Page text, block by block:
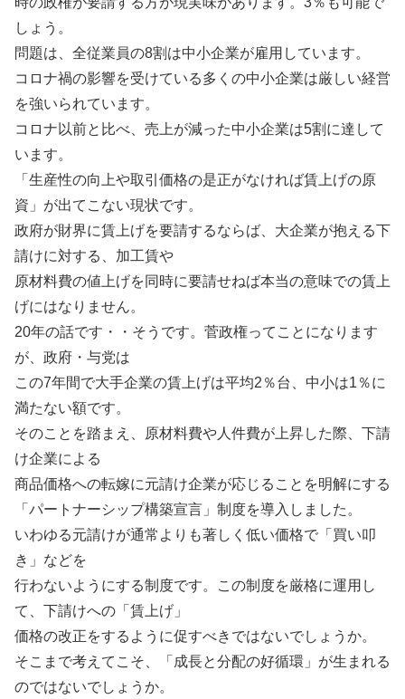
しょう。
問題は、全従業員の8割は中小企業が雇用しています。
コロナ禍の影響を受けている多くの中小企業は厳しい経営
を強いられています。
コロナ以前と比べ、売上が減った中小企業は5割に達して
います。
「生産性の向上や取引価格の是正がなければ賃上げの原
資」が出てこない現状です。
政府が財界に賃上げを要請するならば、大企業が抱える下
請けに対する、加工賃や
原材料費の値上げを同時に要請せねば本当の意味での賃上
げにはなりません。
20年の話です・・そうです。菅政権ってことになります
が、政府・与党は
この7年間で大手企業の賃上げは平均2％台、中小は1％に
満たない額です。
そのことを踏まえ、原材料費や人件費が上昇した際、下請
け企業による
商品価格への転嫁に元請け企業が応じることを明解にする
「パートナーシップ構築宣言」制度を導入しました。
いわゆる元請けが通常よりも著しく低い価格で「買い叩
き」などを
行わないようにする制度です。この制度を厳格に運用し
て、下請けへの「賃上げ」
価格の改正をするように促すべきではないでしょうか。
そこまで考えてこそ、「成長と分配の好循環」が生まれる
のではないでしょうか。